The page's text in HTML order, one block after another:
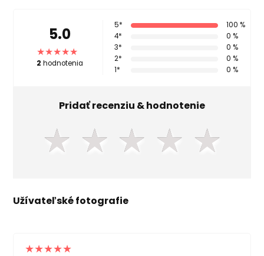
5.0
2 hodnotenia
5*
100 %
4*
0 %
3*
0 %
2*
0 %
1*
0 %
Pridať recenziu & hodnotenie
★ ★ ★ ★ ★
Užívateľské fotografie